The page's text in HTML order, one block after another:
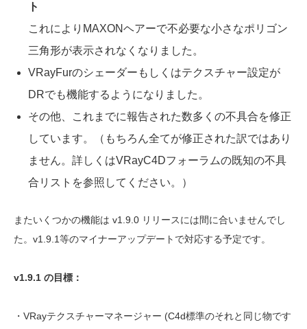
ト
これによりMAXONヘアーで不必要な小さなポリゴン
三角形が表示されなくなりました。
VRayFurのシェーダーもしくはテクスチャー設定が
DRでも機能するようになりました。
その他、これまでに報告された数多くの不具合を修正
しています。（もちろん全てが修正された訳ではあり
ません。詳しくはVRayC4Dフォーラムの既知の不具
合リストを参照してください。）
またいくつかの機能は v1.9.0 リリースには間に合いませんでし
た。v1.9.1等のマイナーアップデートで対応する予定です。
v1.9.1 の目標：
・VRayテクスチャーマネージャー (C4d標準のそれと同じ物です